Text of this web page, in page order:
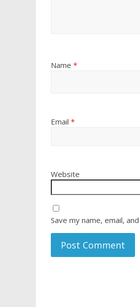
Name *
Email *
Website
Save my name, email,